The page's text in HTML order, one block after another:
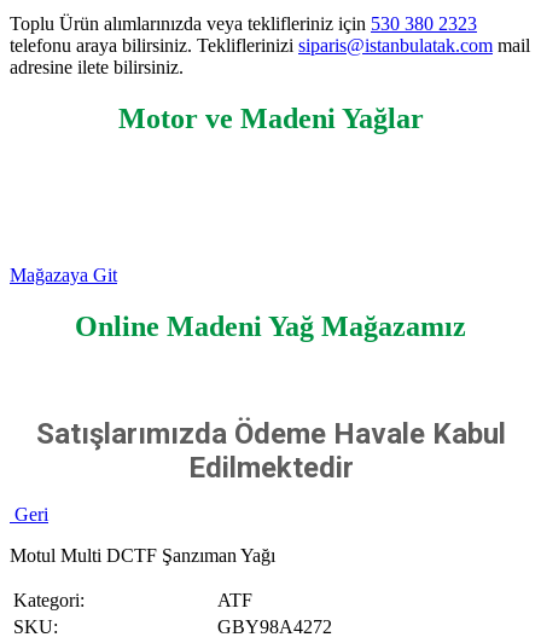
Toplu Ürün alımlarınızda veya teklifleriniz için 530 380 2323
telefonu araya bilirsiniz. Tekliflerinizi siparis@istanbulatak.com mail
adresine ilete bilirsiniz.
Motor ve Madeni Yağlar
Mağazaya Git
Online Madeni Yağ Mağazamız
Satışlarımızda Ödeme Havale Kabul
Edilmektedir
Geri
Motul Multi DCTF Şanzıman Yağı
Kategori:
ATF
SKU:
GBY98A4272